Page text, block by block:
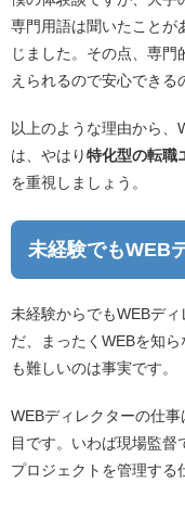
専門用語は聞いたことが
じました。その点、専
えられるので安心できる
以上のような理由から、
は、やはり特化型の転職
を重視しましょう。
未経験でもWEB
未経験からでもWEBデ
だ、まったくWEBを知
も難しいのは事実です。
WEBディレクターの仕事
目です。いわば現場監督
プロジェクトを管理する